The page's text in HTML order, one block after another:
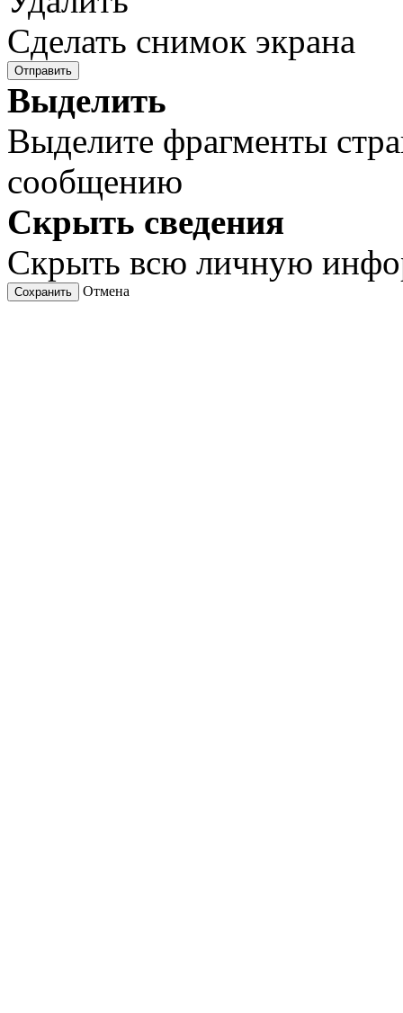
Сделать снимок экрана
Отправить
Выделить
Выделите фрагменты
сообщению
Скрыть сведения
Скрыть всю личную
Сохранить Отмена